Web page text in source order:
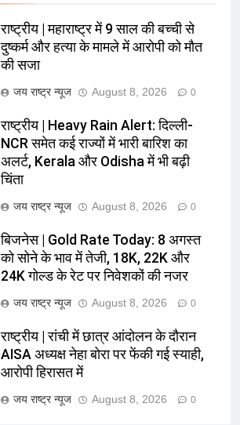
राष्ट्रीय | महाराष्ट्र में 9 साल की बच्ची से
दुष्कर्म और हत्या के मामले में आरोपी को मौत
की सजा
जय राष्ट्र न्यूज August 8, 2026 0
राष्ट्रीय | Heavy Rain Alert: दिल्ली-
NCR समेत कई राज्यों में भारी बारिश का
अलर्ट, Kerala और Odisha में भी बढ़ी
चिंता
जय राष्ट्र न्यूज August 8, 2026 0
बिजनेस | Gold Rate Today: 8 अगस्त
को सोने के भाव में तेजी, 18K, 22K और
24K गोल्ड के रेट पर निवेशकों की नजर
जय राष्ट्र न्यूज August 8, 2026 0
राष्ट्रीय | रांची में छात्र आंदोलन के दौरान
AISA अध्यक्ष नेहा बोरा पर फेंकी गई स्याही,
आरोपी हिरासत में
जय राष्ट्र न्यूज August 8, 2026 0